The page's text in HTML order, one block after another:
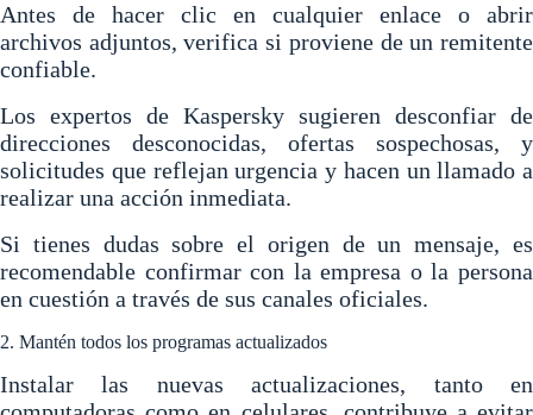
Antes de hacer clic en cualquier enlace o abrir
archivos adjuntos,verifica si proviene de un remitente
confiable.
Los expertos de Kaspersky sugieren desconfiar de
direcciones desconocidas, ofertas sospechosas, y
solicitudes que reflejan urgencia y hacen un llamado a
realizar una acción inmediata.
Si tienes dudas sobre el origen de un mensaje, es
recomendable confirmar con la empresa o la persona
en cuestión a través de sus canales oficiales.
2. Mantén todos los programas actualizados
Instalar las nuevas actualizaciones, tanto en